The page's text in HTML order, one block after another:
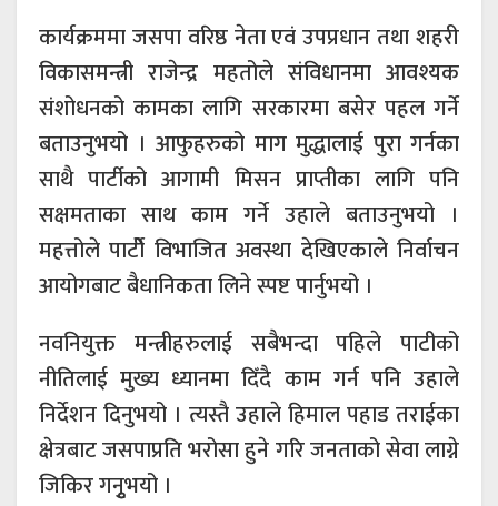
कार्यक्रममा जसपा वरिष्ठ नेता एवं उपप्रधान तथा शहरी
विकासमन्त्री राजेन्द्र महतोले संविधानमा आवश्यक
संशोधनको कामका लागि सरकारमा बसेर पहल गर्ने
बताउनुभयो । आफुहरुको माग मुद्धालाई पुरा गर्नका
साथै पार्टीको आगामी मिसन प्राप्तीका लागि पनि
सक्षमताका साथ काम गर्ने उहाले बताउनुभयो ।
महत्तोले पार्टीे विभाजित अवस्था देखिएकाले निर्वाचन
आयोगबाट बैधानिकता लिने स्पष्ट पार्नुभयो ।
नवनियुक्त मन्त्रीहरुलाई सबैभन्दा पहिले पाटीको
नीतिलाई मुख्य ध्यानमा दिँदै काम गर्न पनि उहाले
निर्देशन दिनुभयो । त्यस्तै उहाले हिमाल पहाड तराईका
क्षेत्रबाट जसपाप्रति भरोसा हुने गरि जनताको सेवा लाग्ने
जिकिर गनुृभयो ।